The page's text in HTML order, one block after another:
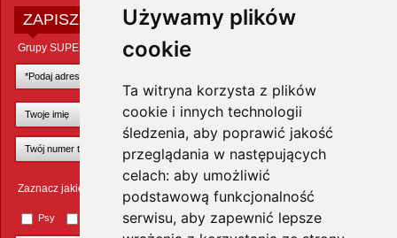
Używamy plików
cookie
Ta witryna korzysta z plików
cookie i innych technologii
śledzenia, aby poprawić jakość
przeglądania w następujących
celach: aby umożliwić
podstawową funkcjonalność
serwisu, aby zapewnić lepsze
ZAPISZ SIĘ DO NEWSLETTERA
Grupy SUPER ZOO POLAND Sp. z o.o.
Zaznacz jakie zwierzęta Cię interesują
Psy Małe ssaki Ptaki Inne zwierzęta